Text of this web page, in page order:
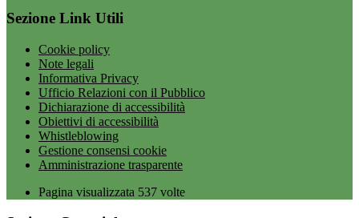
Sezione Link Utili
Cookie policy
Note legali
Informativa Privacy
Ufficio Relazioni con il Pubblico
Dichiarazione di accessibilità
Obiettivi di accessibilità
Whistleblowing
Gestione consensi cookie
Amministrazione trasparente
Pagina visualizzata 537 volte